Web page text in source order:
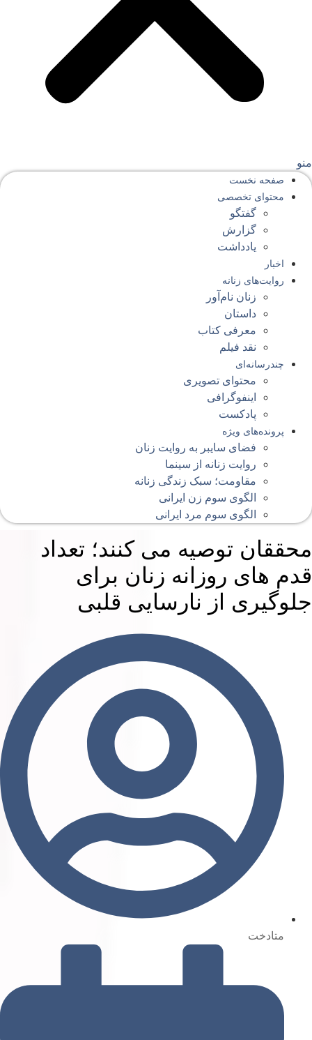
صفحه‌ نخست
محتوای‌ تخصصی
گفتگو
گزارش
یادداشت
اخبار
روایت‌های زنانه
زنان نام‌آور
داستان
معرفی کتاب
نقد فیلم
چندرسانه‌ای
محتوای تصویری
اینفوگرافی
پادکست
پرونده‌های ویژه
فضای سایبر به روایت زنان
روایت زنانه از سینما
مقاومت؛ سبک زندگی زنانه
الگوی سوم زن ایرانی
الگوی سوم مرد ایرانی
توصیه می کنند؛ تعداد
های روزانه زنان برای
از نارسایی قلبی
متادخت